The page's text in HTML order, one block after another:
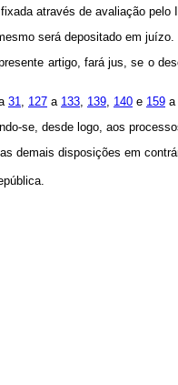
através de avaliação
será depositado em juízo.
artigo, fará jus, se o
31, 127 a 133, 139, 140 e 159 a
se, desde logo, aos
demais disposições em